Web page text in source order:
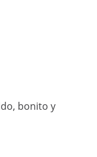
bonito y